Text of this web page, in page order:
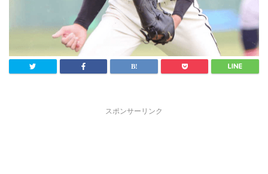
スポンサーリンク